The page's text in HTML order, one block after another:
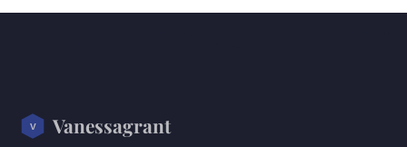
Vanessagrant